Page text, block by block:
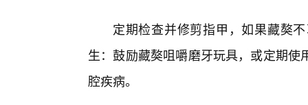
定期检查并修剪指甲，如果藏獒
生：鼓励藏獒咀嚼磨牙玩具，或定期
腔疾病。